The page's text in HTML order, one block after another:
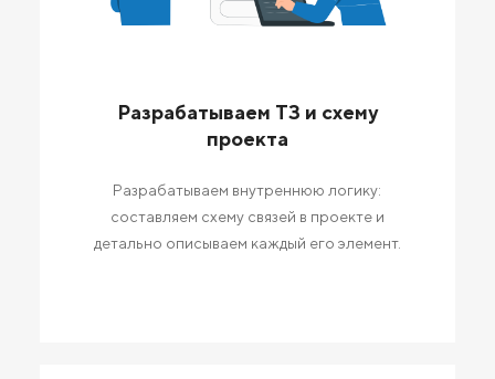
Разрабатываем ТЗ и схему
проекта
Разрабатываем внутреннюю логику:
составляем схему связей в проекте и
детально описываем каждый его элемент.